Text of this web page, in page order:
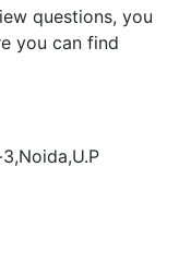
questions, you
you can find